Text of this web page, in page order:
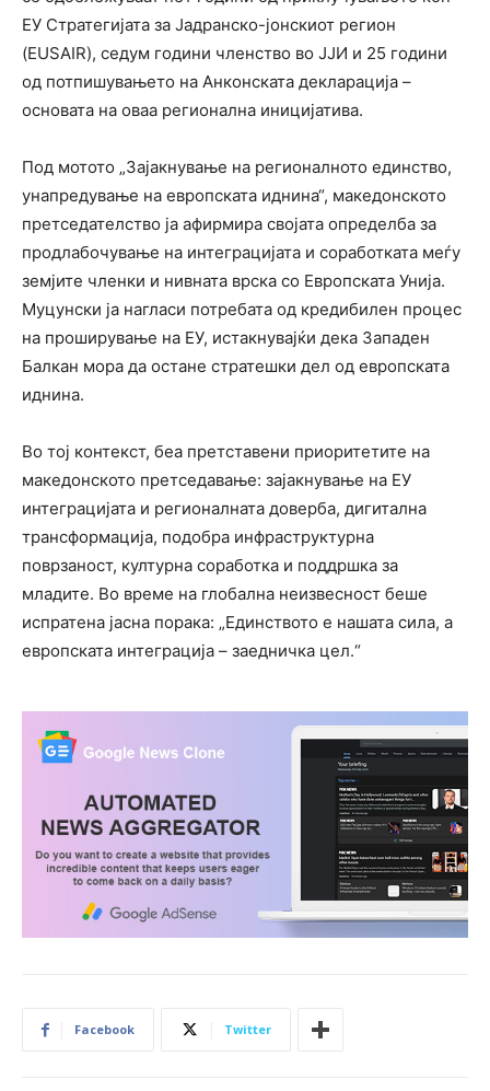
ЕУ Стратегијата за Јадранско-јонскиот регион
(EUSAIR), седум години членство во ЈЈИ и 25 години
од потпишувањето на Анконската декларација –
основата на оваа регионална иницијатива.
Под мотото „Зајакнување на регионалното единство,
унапредување на европската иднина“, македонското
претседателство ја афирмира својата определба за
продлабочување на интеграцијата и соработката меѓу
земјите членки и нивната врска со Европската Унија.
Муцунски ја нагласи потребата од кредибилен процес
на проширување на ЕУ, истакнувајќи дека Западен
Балкан мора да остане стратешки дел од европската
иднина.
Во тој контекст, беа претставени приоритетите на
македонското претседавање: зајакнување на ЕУ
интеграцијата и регионалната доверба, дигитална
трансформација, подобра инфраструктурна
поврзаност, културна соработка и поддршка за
младите. Во време на глобална неизвесност беше
испратена јасна порака: „Единството е нашата сила, а
европската интеграција – заедничка цел.“
Facebook Twitter